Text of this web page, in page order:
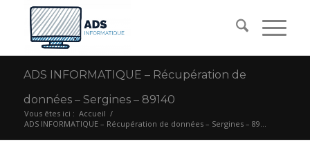
ADS INFORMATIQUE – Récupération de
données – Sergines – 89140
Vous êtes ici : Accueil /
ADS INFORMATIQUE – Récupération de données – Sergines – 89...